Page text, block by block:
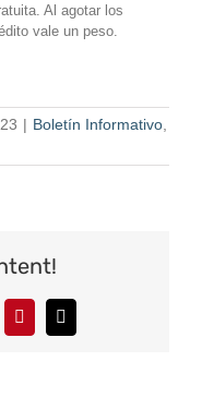
Al agotar los
vale un peso.
| Boletín Informativo
PinterestCorreo
electrónico